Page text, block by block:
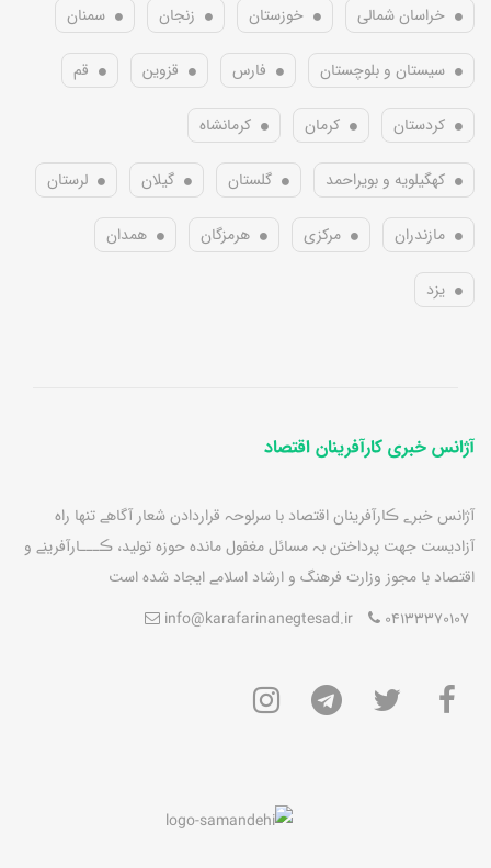
خراسان شمالی خوزستان زنجان سمنان
سیستان و بلوچستان فارس قزوین قم
کردستان کرمان کرمانشاه
کهگیلویه و بویراحمد گلستان گیلان لرستان
مازندران مرکزی هرمزگان همدان
یزد
آژانس خبری کارآفرینان اقتصاد
آژانس خبرے ڪارآفرينان اقتصاد با سرلوحہ قراردادن شعار آگاهے تنها راه
آزاديست جهت پرداختن بہ مسائل مغفول مانده حوزه توليد، ڪـــارآفرينے و
اقتصاد با مجوز وزارت فرهنگ و ارشاد اسلامے ايجاد شده است
04133370107
info@karafarinanegtesad.ir